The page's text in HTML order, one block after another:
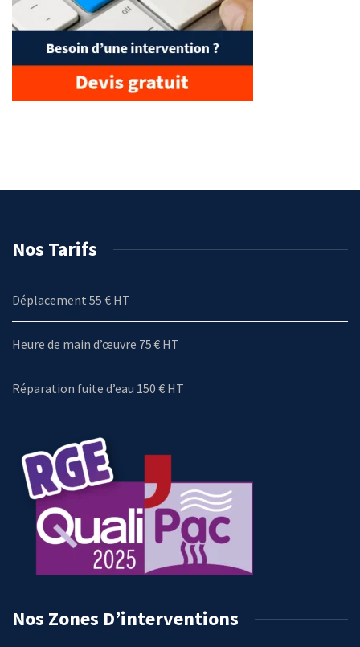
Nos Tarifs
Déplacement 55 € HT
Heure de main d’œuvre 75 € HT
Réparation fuite d’eau 150 € HT
Nos Zones D’interventions